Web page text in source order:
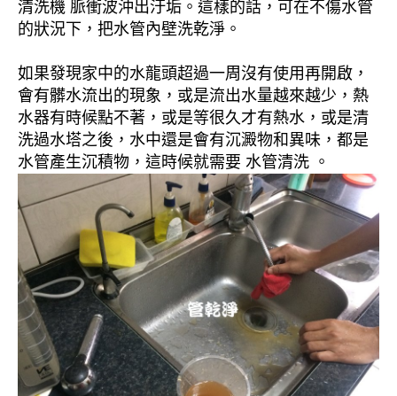
清洗機 脈衝波沖出汙垢。這樣的話，可在不傷水管
的狀況下，把水管內壁洗乾淨。
如果發現家中的水龍頭超過一周沒有使用再開啟，
會有髒水流出的現象，或是流出水量越來越少，熱
水器有時候點不著，或是等很久才有熱水，或是清
洗過水塔之後，水中還是會有沉澱物和異味，都是
水管產生沉積物，這時候就需要 水管清洗 。